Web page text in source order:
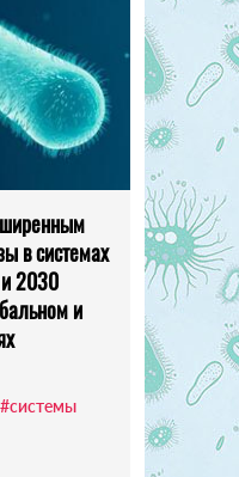
в системах
2030
и
#системы